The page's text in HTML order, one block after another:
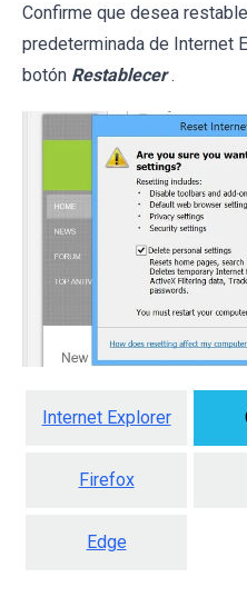
Confirme que desea
predeterminada de Internet
botón Restablecer .
Internet Explorer
Firefox
Edge